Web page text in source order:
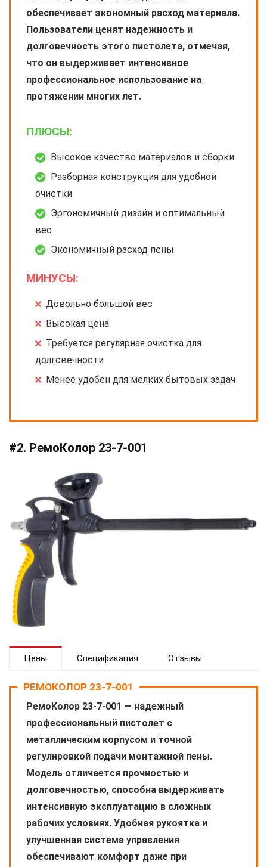
обеспечивает экономный расход материала.
Пользователи ценят надежность и
долговечность этого пистолета, отмечая,
что он выдерживает интенсивное
профессиональное использование на
протяжении многих лет.
ПЛЮСЫ:
Высокое качество материалов и сборки
Разборная конструкция для удобной
очистки
Эргономичный дизайн и оптимальный
вес
Экономичный расход пены
МИНУСЫ:
Довольно большой вес
Высокая цена
Требуется регулярная очистка для
долговечности
Менее удобен для мелких бытовых задач
#2. РемоКолор 23-7-001
Цены Спецификация Отзывы
РЕМОКОЛОР 23-7-001
РемоКолор 23-7-001 — надежный
профессиональный пистолет с
металлическим корпусом и точной
регулировкой подачи монтажной пены.
Модель отличается прочностью и
долговечностью, способна выдерживать
интенсивную эксплуатацию в сложных
рабочих условиях. Удобная рукоятка и
улучшенная система управления
обеспечивают комфорт даже при